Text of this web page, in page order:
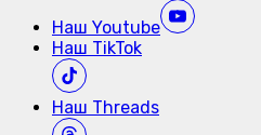
Наш Youtube
Наш TikTok
Наш Threads